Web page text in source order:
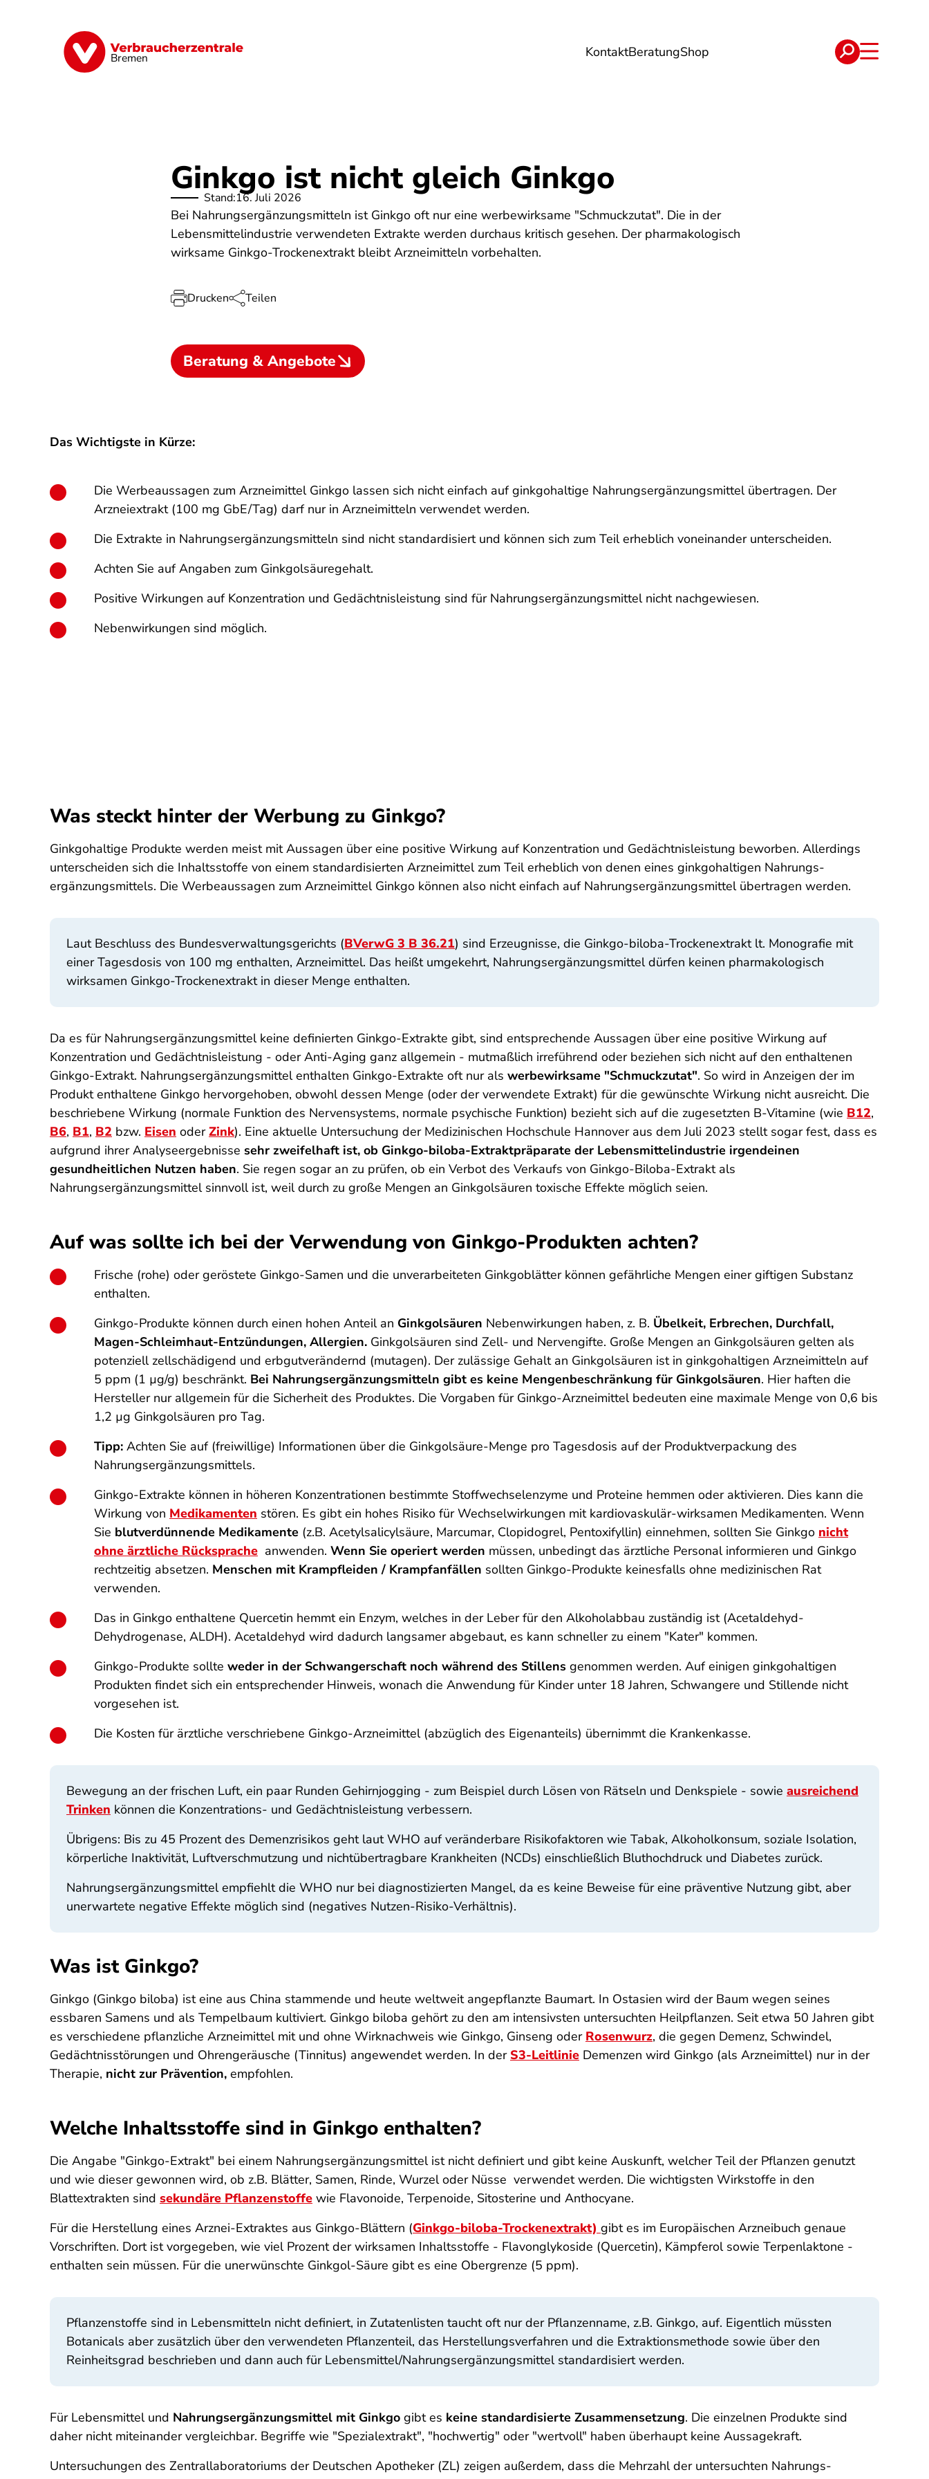
Bremen KontaktBeratungShop
Finanzen Digitales Lebensmittel Reise Verträge
Ginkgo ist nicht gleich Ginkgo
Stand:16. Juli 2026
Bei Nahrungsergänzungsmitteln ist Ginkgo oft nur eine werbewirksame "Schmuckzutat". Die in der
Lebensmittelindustrie verwendeten Extrakte werden durchaus kritisch gesehen. Der pharmakologisch
wirksame Ginkgo-Trockenextrakt bleibt Arzneimitteln vorbehalten.
Drucken Teilen
Beratung & Angebote
Das Wichtigste in Kürze:
Die Werbeaussagen zum Arzneimittel Ginkgo lassen sich nicht einfach auf ginkgohaltige Nahrungs­ergänzungs­mittel übertragen. Der
Arzneiextrakt (100 mg GbE/Tag) darf nur in Arzneimitteln verwendet werden.
Die Extrakte in Nahrungs­ergänzungs­mitteln sind nicht standardisiert und können sich zum Teil erheblich voneinander unterscheiden.
Achten Sie auf Angaben zum Ginkgolsäuregehalt.
Positive Wirkungen auf Konzentration und Gedächtnis­leistung sind für Nahrungs­ergänzungs­mittel nicht nachgewiesen.
Nebenwirkungen sind möglich.
Was steckt hinter der Werbung zu Ginkgo?
Ginkgohaltige Produkte werden meist mit Aussagen über eine positive Wirkung auf Konzentration und Gedächtnisleistung beworben. Allerdings
unterscheiden sich die Inhaltsstoffe von einem standardisierten Arzneimittel zum Teil erheblich von denen eines ginkgohaltigen Nahrungs­
ergänzungs­mittels. Die Werbe­aussagen zum Arzneimittel Ginkgo können also nicht einfach auf Nahrungs­ergänzungs­mittel übertragen werden.
Laut Beschluss des Bundesverwaltungsgerichts (BVerwG 3 B 36.21) sind Erzeugnisse, die Ginkgo-biloba-Trockenextrakt lt. Monografie mit
einer Tagesdosis von 100 mg enthalten, Arzneimittel. Das heißt umgekehrt, Nahrungsergänzungsmittel dürfen keinen pharmakologisch
wirksamen Ginkgo-Trockenextrakt in dieser Menge enthalten.
Da es für Nahrungs­ergänzungs­mittel keine definierten Ginkgo-Extrakte gibt, sind entsprechende Aussagen über eine positive Wirkung auf
Konzentration und Gedächtnis­leistung - oder Anti-Aging ganz allgemein - mutmaßlich irreführend oder beziehen sich nicht auf den enthaltenen
Ginkgo-Extrakt. Nahrungsergänzungsmittel enthalten Ginkgo-Extrakte oft nur als werbewirksame "Schmuckzutat". So wird in Anzeigen der im
Produkt enthaltene Ginkgo hervorgehoben, obwohl dessen Menge (oder der verwendete Extrakt) für die gewünschte Wirkung nicht ausreicht. Die
beschriebene Wirkung (normale Funktion des Nervensystems, normale psychische Funktion) bezieht sich auf die zugesetzten B-Vitamine (wie B12,
B6, B1, B2 bzw. Eisen oderZink). Eine aktuelle Untersuchung der Medizinischen Hochschule Hannover aus dem Juli 2023 stellt sogar fest, dass es
aufgrund ihrer Analyseergebnisse sehr zweifelhaft ist, ob Ginkgo-biloba-Extraktpräparate der Lebensmittelindustrie irgendeinen
gesundheitlichen Nutzen haben. Sie regen sogar an zu prüfen, ob ein Verbot des Verkaufs von Ginkgo-Biloba-Extrakt als
Nahrungsergänzungsmittel sinnvoll ist, weil durch zu große Mengen an Ginkgolsäuren toxische Effekte möglich seien.
Auf was sollte ich bei der Verwendung von Ginkgo-Produkten achten?
Frische (rohe) oder geröstete Ginkgo-Samen und die unverarbeiteten Ginkgoblätter können gefährliche Mengen einer giftigen Substanz
enthalten.
Ginkgo-Produkte können durch einen hohen Anteil an Ginkgolsäuren Nebenwirkungen haben, z. B. Übelkeit, Erbrechen, Durchfall,
Magen-Schleimhaut-Entzündungen, Allergien. Ginkgolsäuren sind Zell- und Nervengifte. Große Mengen an Ginkgolsäuren gelten als
potenziell zellschädigend und erbgutverändernd (mutagen). Der zulässige Gehalt an Ginkgol­säuren ist in ginkgohaltigen Arzneimitteln auf
5 ppm (1 µg/g) beschränkt. Bei Nahrungsergänzungsmitteln gibt es keine Mengenbeschränkung für Ginkgolsäuren. Hier haften die
Hersteller nur allgemein für die Sicherheit des Produktes. Die Vorgaben für Ginkgo-Arzneimittel bedeuten eine maximale Menge von 0,6 bis
1,2 µg Ginkgolsäuren pro Tag.
Tipp: Achten Sie auf (freiwillige) Informationen über die Ginkgolsäure-Menge pro Tagesdosis auf der Produktverpackung des
Nahrungsergänzungsmittels.
Ginkgo-Extrakte können in höheren Konzentrationen bestimmte Stoffwechsel­enzyme und Proteine hemmen oder aktivieren. Dies kann die
Wirkung von Medikamenten stören. Es gibt ein hohes Risiko für Wechselwirkungen mit kardiovaskulär-wirksamen Medikamenten. Wenn
Sie blut­verdünnende Medikamente (z.B. Acetyl­salicyl­säure, Marcumar, Clopidogrel, Pentoxifyllin) einnehmen, sollten Sie Ginkgo nicht
ohne ärztliche Rücksprache anwenden. Wenn Sie operiert werden müssen, unbedingt das ärztliche Personal informieren und Ginkgo
rechtzeitig absetzen. Menschen mit Krampfleiden / Krampfanfällen sollten Ginkgo-Produkte keinesfalls ohne medizinischen Rat
verwenden.
Das in Ginkgo enthaltene Quercetin hemmt ein Enzym, welches in der Leber für den Alkoholabbau zuständig ist (Acetaldehyd-
Dehydrogenase, ALDH). Acetaldehyd wird dadurch langsamer abgebaut, es kann schneller zu einem "Kater" kommen.
Ginkgo-Produkte sollte weder in der Schwangerschaft noch während des Stillens genommen werden. Auf einigen ginkgohaltigen
Produkten findet sich ein entsprechender Hinweis, wonach die Anwendung für Kinder unter 18 Jahren, Schwangere und Stillende nicht
vorgesehen ist.
Die Kosten für ärztliche verschriebene Ginkgo-Arzneimittel (abzüglich des Eigenanteils) übernimmt die Krankenkasse.
Bewegung an der frischen Luft, ein paar Runden Gehirnjogging - zum Beispiel durch Lösen von Rätseln und Denkspiele - sowie ausreichend
Trinken können die Konzentrations- und Gedächtnis­leistung verbessern.
Übrigens: Bis zu 45 Prozent des Demenzrisikos geht laut WHO auf veränderbare Risikofaktoren wie Tabak, Alkoholkonsum, soziale Isolation,
körperliche Inaktivität, Luftverschmutzung und nichtübertragbare Krankheiten (NCDs) einschließlich Bluthochdruck und Diabetes zurück.
Nahrungsergänzungsmittel empfiehlt die WHO nur bei diagnostizierten Mangel, da es keine Beweise für eine präventive Nutzung gibt, aber
unerwartete negative Effekte möglich sind (negatives Nutzen-Risiko-Verhältnis).
Was ist Ginkgo?
Ginkgo (Ginkgo biloba) ist eine aus China stammende und heute weltweit angepflanzte Baumart. In Ostasien wird der Baum wegen seines
essbaren Samens und als Tempelbaum kultiviert. Ginkgo biloba gehört zu den am intensivsten untersuchten Heilpflanzen. Seit etwa 50 Jahren gibt
es verschiedene pflanzliche Arzneimittel mit und ohne Wirknachweis wie Ginkgo, Ginseng oder Rosenwurz, die gegen Demenz, Schwindel,
Gedächtnis­störungen und Ohren­geräusche (Tinnitus) angewendet werden. In der S3-Leitlinie Demenzen wird Ginkgo (als Arzneimittel) nur in der
Therapie, nicht zur Prävention, empfohlen.
Welche Inhaltsstoffe sind in Ginkgo enthalten?
Die Angabe "Ginkgo-Extrakt" bei einem Nahrungsergänzungsmittel ist nicht definiert und gibt keine Auskunft, welcher Teil der Pflanzen genutzt
und wie dieser gewonnen wird, ob z.B. Blätter, Samen, Rinde, Wurzel oder Nüsse verwendet werden. Die wichtigsten Wirkstoffe in den
Blattextrakten sind sekundäre Pflanzenstoffe wie Flavonoide, Terpenoide, Sitosterine und Anthocyane.
Für die Herstellung eines Arznei-Extraktes aus Ginkgo-Blättern (Ginkgo-biloba-Trockenextrakt) gibt es im Europäischen Arzneibuch genaue
Vorschriften. Dort ist vorgegeben, wie viel Prozent der wirksamen Inhaltsstoffe - Flavon­glykoside (Quercetin), Kämpferol sowie Terpenlaktone -
enthalten sein müssen. Für die unerwünschte Ginkgol-Säure gibt es eine Obergrenze (5 ppm).
Pflanzenstoffe sind in Lebensmitteln nicht definiert, in Zutatenlisten taucht oft nur der Pflanzenname, z.B. Ginkgo, auf. Eigentlich müssten
Botanicals aber zusätzlich über den verwendeten Pflanzenteil, das Herstellungsverfahren und die Extraktionsmethode sowie über den
Reinheitsgrad beschrieben und dann auch für Lebensmittel/Nahrungsergänzungsmittel standardisiert werden.
Für Lebensmittel und Nahrungs­ergänzungs­mittel mit Ginkgo gibt es keine standardisierte Zusammen­setzung. Die einzelnen Produkte sind
daher nicht miteinander vergleichbar. Begriffe wie "Spezialextrakt", "hochwertig" oder "wertvoll" haben überhaupt keine Aussagekraft.
Untersuchungen des Zentral­laboratoriums der Deutschen Apotheker (ZL) zeigen außerdem, dass die Mehrzahl der untersuchten Nahrungs­